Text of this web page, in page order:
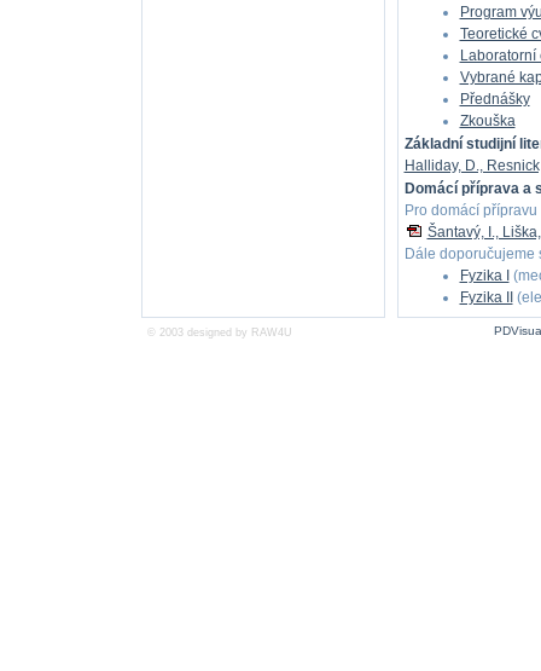
Program
Teoretické
Laboratorní
Vybrané
Přednášky
Zkouška
Základní studijní
Halliday, D.,
Domácí příprava a
Pro domácí
Šantavý, I.,
Dále doporučujeme
Fyzika I
Fyzika II
© 2003 designed by RAW4U